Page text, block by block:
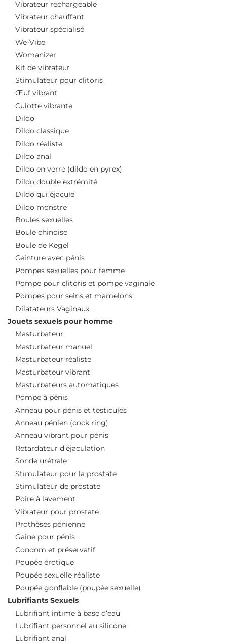
Vibrateur rechargeable
Vibrateur chauffant
Vibrateur spécialisé
We-Vibe
Womanizer
Kit de vibrateur
Stimulateur pour clitoris
Œuf vibrant
Culotte vibrante
Dildo
Dildo classique
Dildo réaliste
Dildo anal
Dildo en verre (dildo en pyrex)
Dildo double extrémité
Dildo qui éjacule
Dildo monstre
Boules sexuelles
Boule chinoise
Boule de Kegel
Ceinture avec pénis
Pompes sexuelles pour femme
Pompe pour clitoris et pompe vaginale
Pompes pour seins et mamelons
Dilatateurs Vaginaux
Jouets sexuels pour homme
Masturbateur
Masturbateur manuel
Masturbateur réaliste
Masturbateur vibrant
Masturbateurs automatiques
Pompe à pénis
Anneau pour pénis et testicules
Anneau pénien (cock ring)
Anneau vibrant pour pénis
Retardateur d’éjaculation
Sonde urétrale
Stimulateur pour la prostate
Stimulateur de prostate
Poire à lavement
Vibrateur pour prostate
Prothèses pénienne
Gaine pour pénis
Condom et préservatif
Poupée érotique
Poupée sexuelle réaliste
Poupée gonflable (poupée sexuelle)
Lubrifiants Sexuels
Lubrifiant intime à base d’eau
Lubrifiant personnel au silicone
Lubrifiant anal